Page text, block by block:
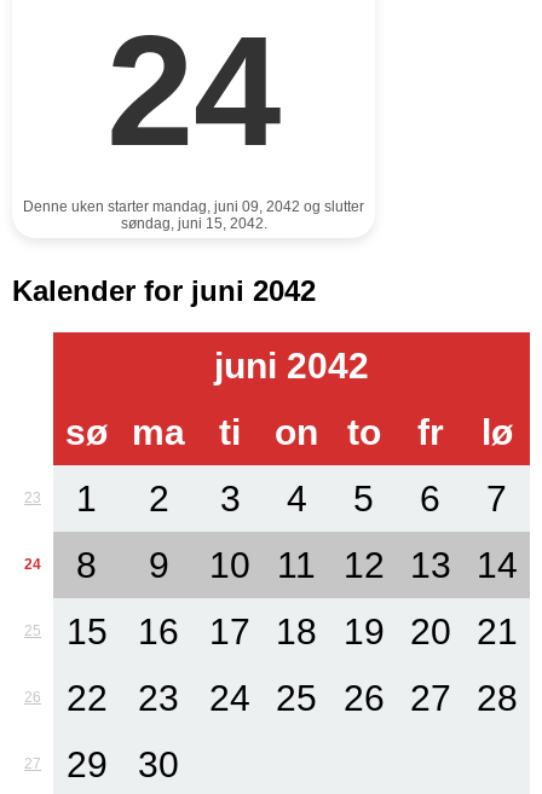
24
Denne uken starter mandag, juni 09, 2042 og slutter
søndag, juni 15, 2042.
Kalender for juni 2042
juni 2042
sø
ma ti on to fr lø
23 1 2 3 4 5 6 7
24 8 9 10 11 12 13 14
25 15 16 17 18 19 20 21
26 22 23 24 25 26 27 28
27 29 30